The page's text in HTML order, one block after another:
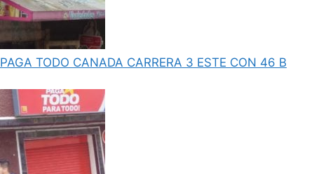
PAGA TODO CANADA CARRERA 3 ESTE CON 46 B